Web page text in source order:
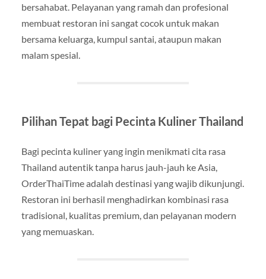
bersahabat. Pelayanan yang ramah dan profesional
membuat restoran ini sangat cocok untuk makan
bersama keluarga, kumpul santai, ataupun makan
malam spesial.
Pilihan Tepat bagi Pecinta Kuliner Thailand
Bagi pecinta kuliner yang ingin menikmati cita rasa
Thailand autentik tanpa harus jauh-jauh ke Asia,
OrderThaiTime adalah destinasi yang wajib dikunjungi.
Restoran ini berhasil menghadirkan kombinasi rasa
tradisional, kualitas premium, dan pelayanan modern
yang memuaskan.